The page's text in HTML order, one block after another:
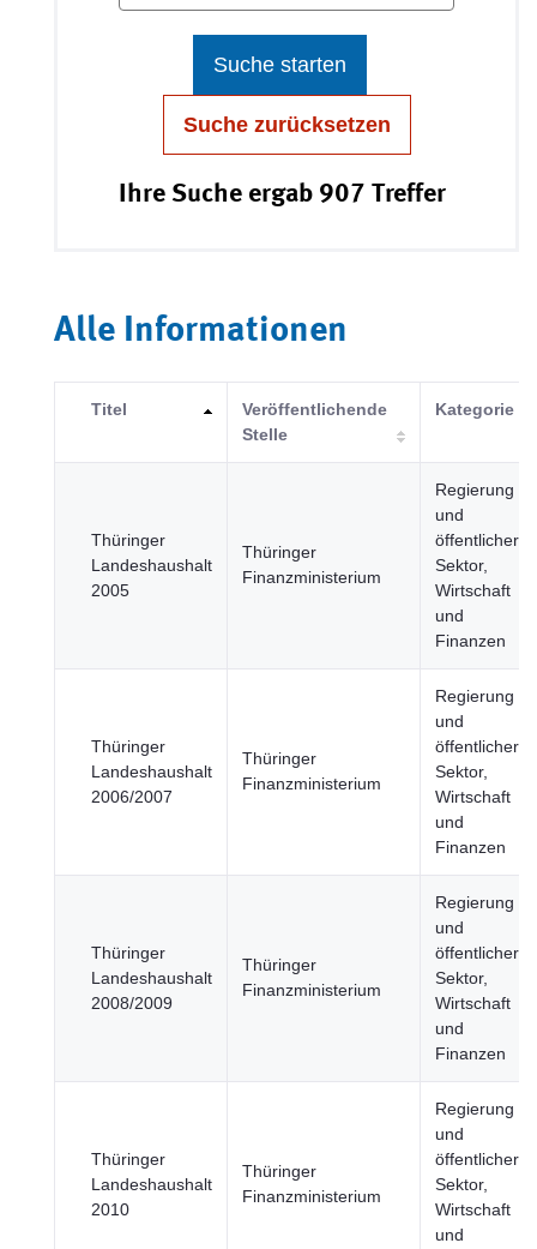
Suche starten
Suche zurücksetzen
Ihre Suche ergab 907 Treffer
Alle Informationen
Titel
Veröffentlichende
Stelle
Kategorie
Thüringer
Landeshaushalt
2005
Thüringer
Finanzministerium
Regierung
und
öffentlicher
Sektor,
Wirtschaft
und
Finanzen
Thüringer
Landeshaushalt
2006/2007
Thüringer
Finanzministerium
Regierung
und
öffentlicher
Sektor,
Wirtschaft
und
Finanzen
Thüringer
Landeshaushalt
2008/2009
Thüringer
Finanzministerium
Regierung
und
öffentlicher
Sektor,
Wirtschaft
und
Finanzen
Thüringer
Landeshaushalt
2010
Thüringer
Finanzministerium
Regierung
und
öffentlicher
Sektor,
Wirtschaft
und